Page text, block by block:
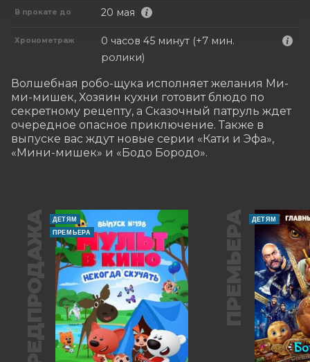
В прокате до 20 мая
Хронометраж
0 часов 45 минут (+7 мин.
ролики)
Волшебная робо-щука исполняет желания Ми-
ми-мишек, Хозяин кухни готовит блюдо по
секретному рецепту, а Сказочный патруль ждет
очередное опасное приключение. Также в
выпуске вас ждут новые серии «Кати и Эфа»,
«Мини-мишек» и «Бодо Бородо».
ПРЕДПРОДАЖА
ДЕТЯМ
ПРЕМЬЕРА
ПРЕМЬЕРА ДЕТЯМ